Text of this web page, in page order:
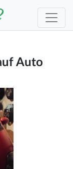
Auto